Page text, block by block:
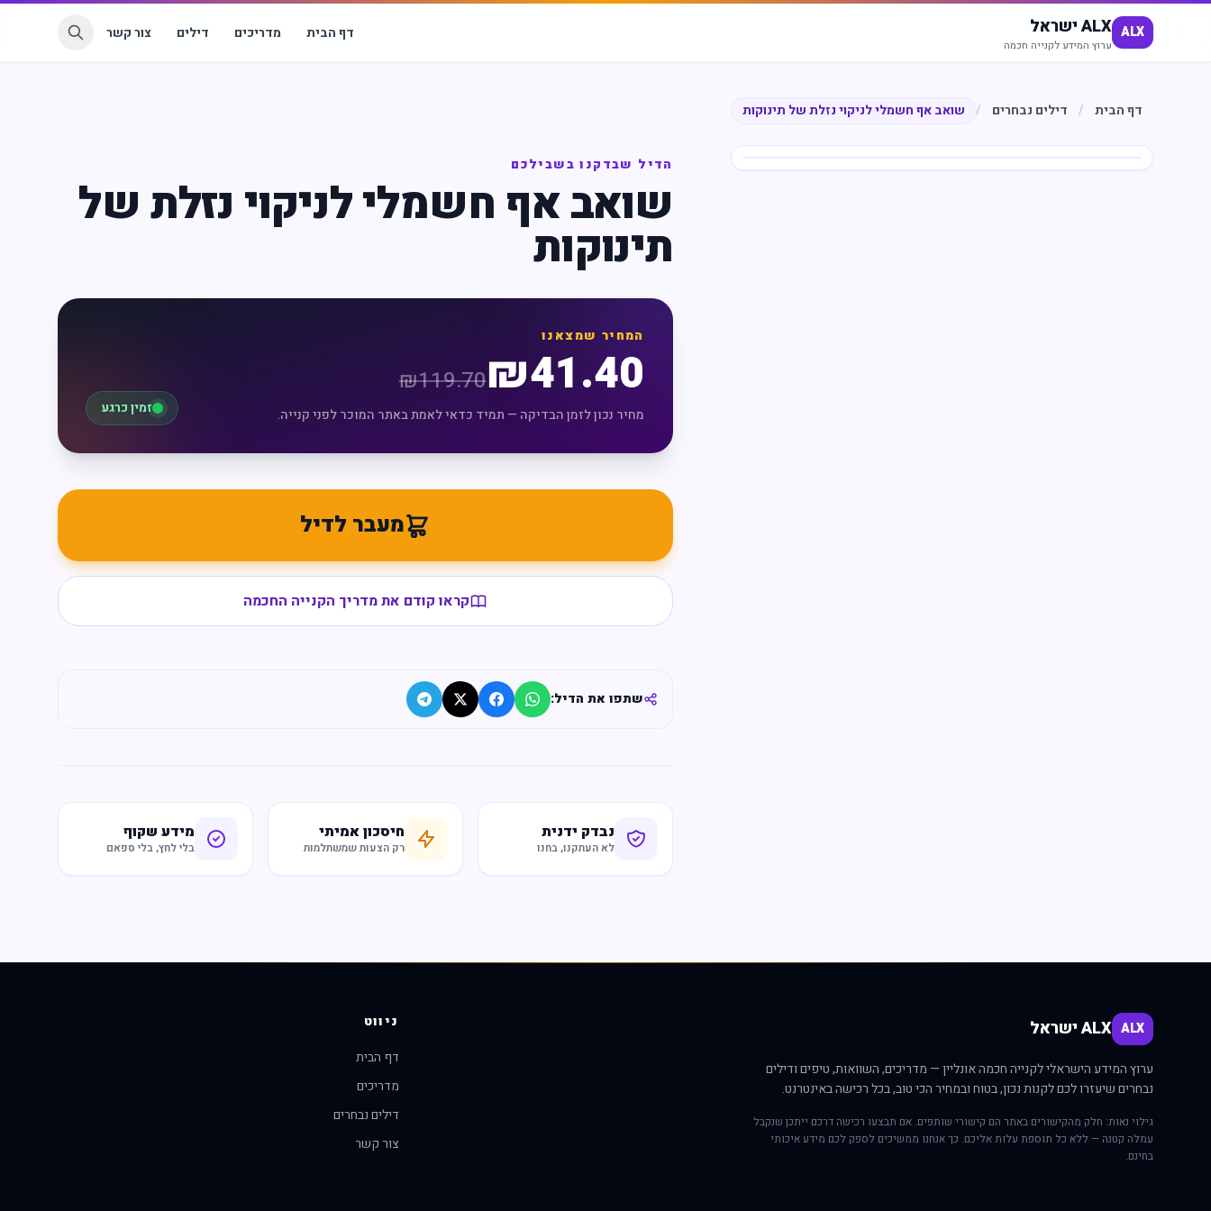
ALX ALX ישראל
ערוץ המידע לקנייה חכמה
דף הבית מדריכים דילים צור קשר
דף הבית / דילים נבחרים / שואב אף חשמלי לניקוי נזלת של תינוקות
הדיל שבדקנו בשבילכם
שואב אף חשמלי לניקוי נזלת של
תינוקות
המחיר שמצאנו
₪41.40
₪119.70
מחיר נכון לזמן הבדיקה — תמיד כדאי לאמת באתר המוכר לפני קנייה. זמין כרגע
מעבר לדיל
קראו קודם את מדריך הקנייה החכמה
שתפו את הדיל:
נבדק ידנית
לא העתקנו, בחנו
חיסכון אמיתי
רק הצעות שמשתלמות
מידע שקוף
בלי לחץ, בלי ספאם
ALX ALX ישראל
ערוץ המידע הישראלי לקנייה חכמה אונליין — מדריכים, השוואות, טיפים ודילים
נבחרים שיעזרו לכם לקנות נכון, בטוח ובמחיר הכי טוב, בכל רכישה באינטרנט.
גילוי נאות: חלק מהקישורים באתר הם קישורי שותפים. אם תבצעו רכישה דרכם ייתכן שנקבל
עמלה קטנה — ללא כל תוספת עלות אליכם. כך אנחנו ממשיכים לספק לכם מידע איכותי
בחינם.
ניווט
דף הבית
מדריכים
דילים נבחרים
צור קשר